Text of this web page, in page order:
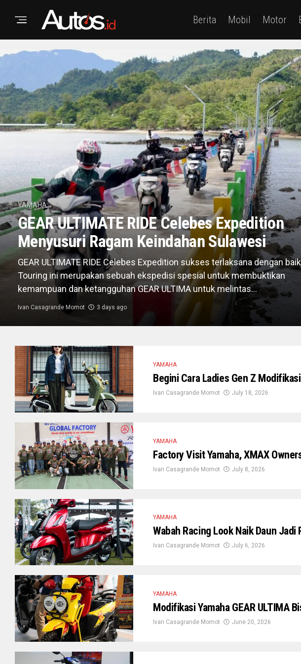
Berita Mobil Motor
YAMAHA
GEAR ULTIMATE RIDE Celebes Expedition
Menyusuri Ragam Keindahan Sulawesi
GEAR ULTIMATE RIDE Celebes Expedition sukses terlaksana dengan
Touring ini merupakan sebuah ekspedisi spesial untuk membuktikan
kemampuan dan ketangguhan GEAR ULTIMA untuk melintas...
Ivan Casagrande Momot 3 days ago
YAMAHA
Begini Cara Ladies Gen Z
Ivan Casagrande Momot July 18, 2026
YAMAHA
Factory Visit Yamaha, XMAX
Ivan Casagrande Momot July 8, 2026
YAMAHA
Wabah Racing Look Naik Daun
Ivan Casagrande Momot July 6, 2026
YAMAHA
Modifikasi Yamaha GEAR ULTIMA
Ivan Casagrande Momot June 20, 2026